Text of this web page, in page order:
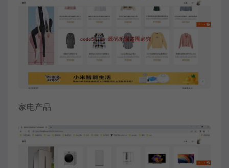
家电产品